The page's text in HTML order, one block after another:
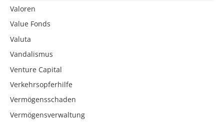
Valoren
Value Fonds
Valuta
Vandalismus
Venture Capital
Verkehrsopferhilfe
Vermögensschaden
Vermögensverwaltung